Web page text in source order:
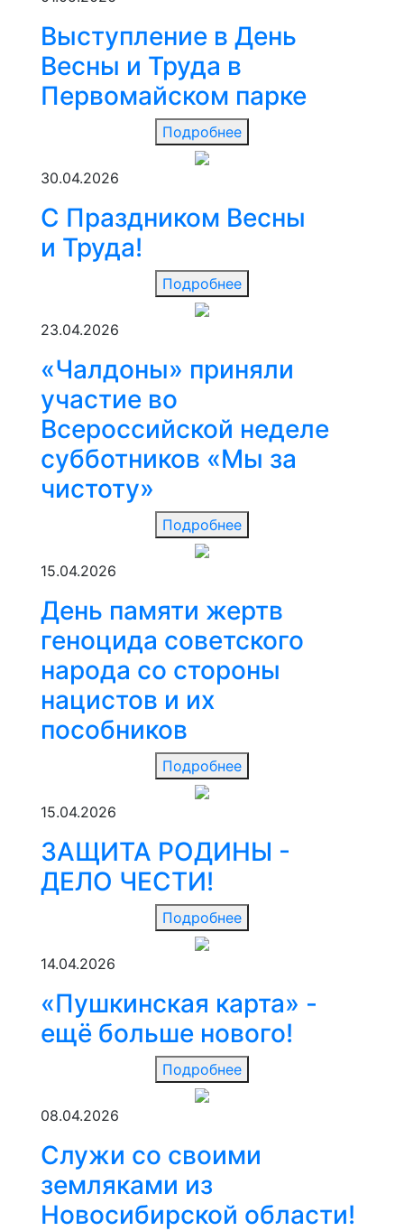
Выступление в День
Весны и Труда в
Первомайском парке
Подробнее
30.04.2026
С Праздником Весны
и Труда!
Подробнее
23.04.2026
«Чалдоны» приняли
участие во
Всероссийской неделе
субботников «Мы за
чистоту»
Подробнее
15.04.2026
День памяти жертв
геноцида советского
народа со стороны
нацистов и их
пособников
Подробнее
15.04.2026
ЗАЩИТА РОДИНЫ -
ДЕЛО ЧЕСТИ!
Подробнее
14.04.2026
«Пушкинская карта» -
ещё больше нового!
Подробнее
08.04.2026
Служи со своими
земляками из
Новосибирской области!